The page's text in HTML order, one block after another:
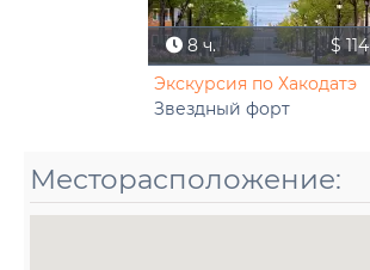
8 ч.
$ 114
Экскурсия по Хакодатэ
Звездный форт
Месторасположение: